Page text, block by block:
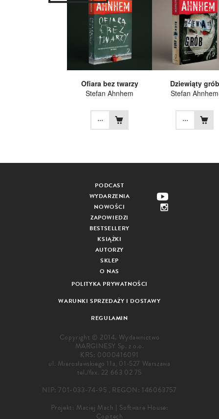
Ofiara bez twarzy
Stefan Ahnhem
...
Dziewiąty grób
Stefan Ahnhem
...
PODCAST
WYDARZENIA
NOWOŚCI
ZAPOWIEDZI
BESTSELLERY
KSIĄŻKI
AUTORZY
SKLEP
O NAS
POLITYKA PRYWATNOŚCI
WARUNKI SPRZEDAŻY I DOSTAWY
REGULAMIN
Copyright © 2014. Wydawnictwo
MARGINESY Sp. z o.o.
KRS: 0000416091
ul. Mierosławskiego 11a, 01-527 Warszawa
tel./fax. 22 663 02 75
NIP: 701-033-74-95 , REGON: 146063757
Projekt: Maciej Mach | Software House:
Cogitech